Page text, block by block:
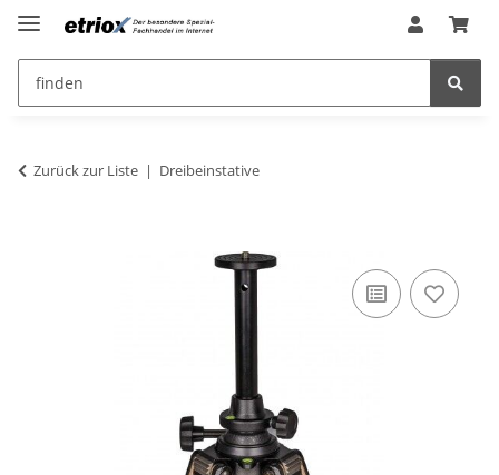
Zurück zur Liste Dreibeinstative